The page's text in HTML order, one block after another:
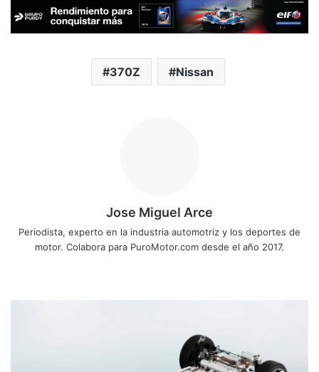
370Z Nissan
Jose Miguel Arce
Periodista, experto en la industria automotriz y los deportes de
motor. Colabora para PuroMotor.com desde el año 2017.